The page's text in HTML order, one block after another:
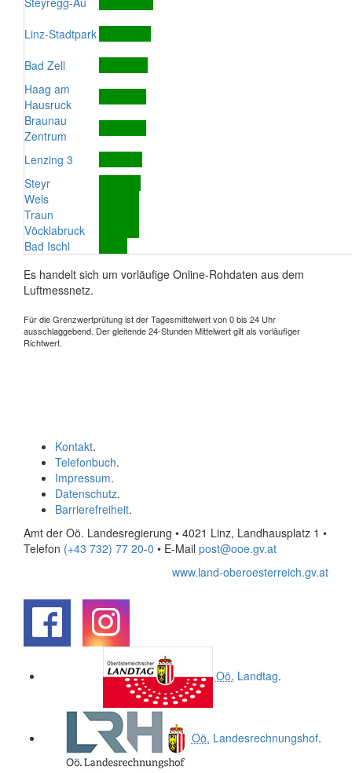
Linz-Stadtpark
Bad Zell
Haag am
Hausruck
Braunau
Zentrum
Lenzing 3
Steyr
Wels
Traun
Vöcklabruck
Bad Ischl
Es handelt sich um vorläufige Online-Rohdaten aus dem
Luftmessnetz.
Für die Grenzwertprüfung ist der Tagesmittelwert von 0 bis 24 Uhr
ausschlaggebend. Der gleitende 24-Stunden Mittelwert gilt als vorläufiger
Richtwert.
Kontakt.
Telefonbuch.
Impressum.
Datenschutz.
Barrierefreiheit.
Amt der Oö. Landesregierung • 4021 Linz, Landhausplatz 1 •
Telefon (+43 732) 77 20-0 • E-Mail post@ooe.gv.at
www.land-oberoesterreich.gv.at
Oö. Landtag.
Oö. Landesrechnungshof.